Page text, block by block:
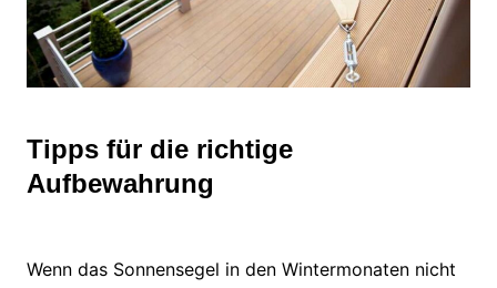
Tipps für die richtige
Aufbewahrung
Wenn das Sonnensegel in den Wintermonaten nicht